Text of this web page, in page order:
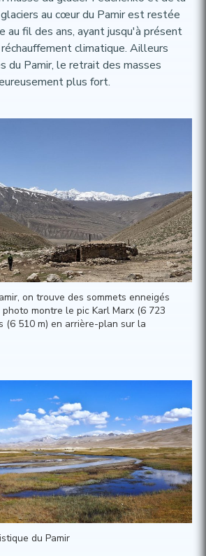
au cœur du Pamir est restée
fil des ans, ayant jusqu'à présent
climatique. Ailleurs
du Pamir, le retrait des masses
plus fort.
on trouve des sommets enneigés
montre le pic Karl Marx (6 723
(6 510 m) en arrière-plan sur la
du Pamir